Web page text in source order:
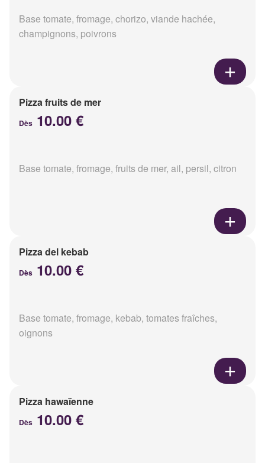
Base tomate, fromage, chorizo, viande hachée,
champignons, poivrons
Pizza fruits de mer
Dès 10.00 €
Base tomate, fromage, fruits de mer, ail, persil, citron
Pizza del kebab
Dès 10.00 €
Base tomate, fromage, kebab, tomates fraîches,
oignons
Pizza hawaïenne
Dès 10.00 €